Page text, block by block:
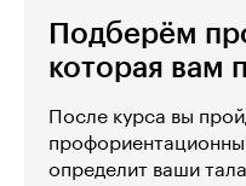
Подберём
которая вам
После курса вы
определит ваши